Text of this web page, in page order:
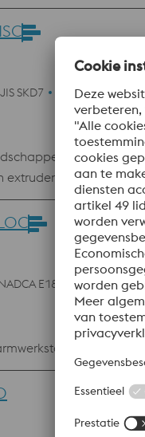
nieten en bouten.
JIS SKD7 SEL 1.2365
vooral
extruderpersen,
nieten en bouten.
E1850 NADCA